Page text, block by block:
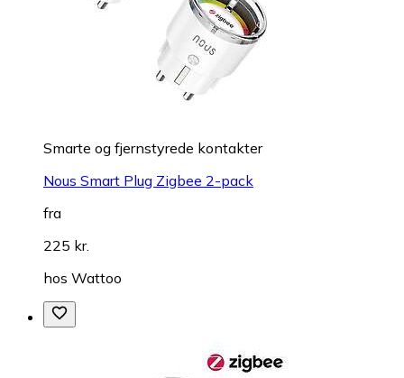
Smarte og fjernstyrede kontakter
Nous Smart Plug Zigbee 2-pack
fra
225 kr.
hos Wattoo